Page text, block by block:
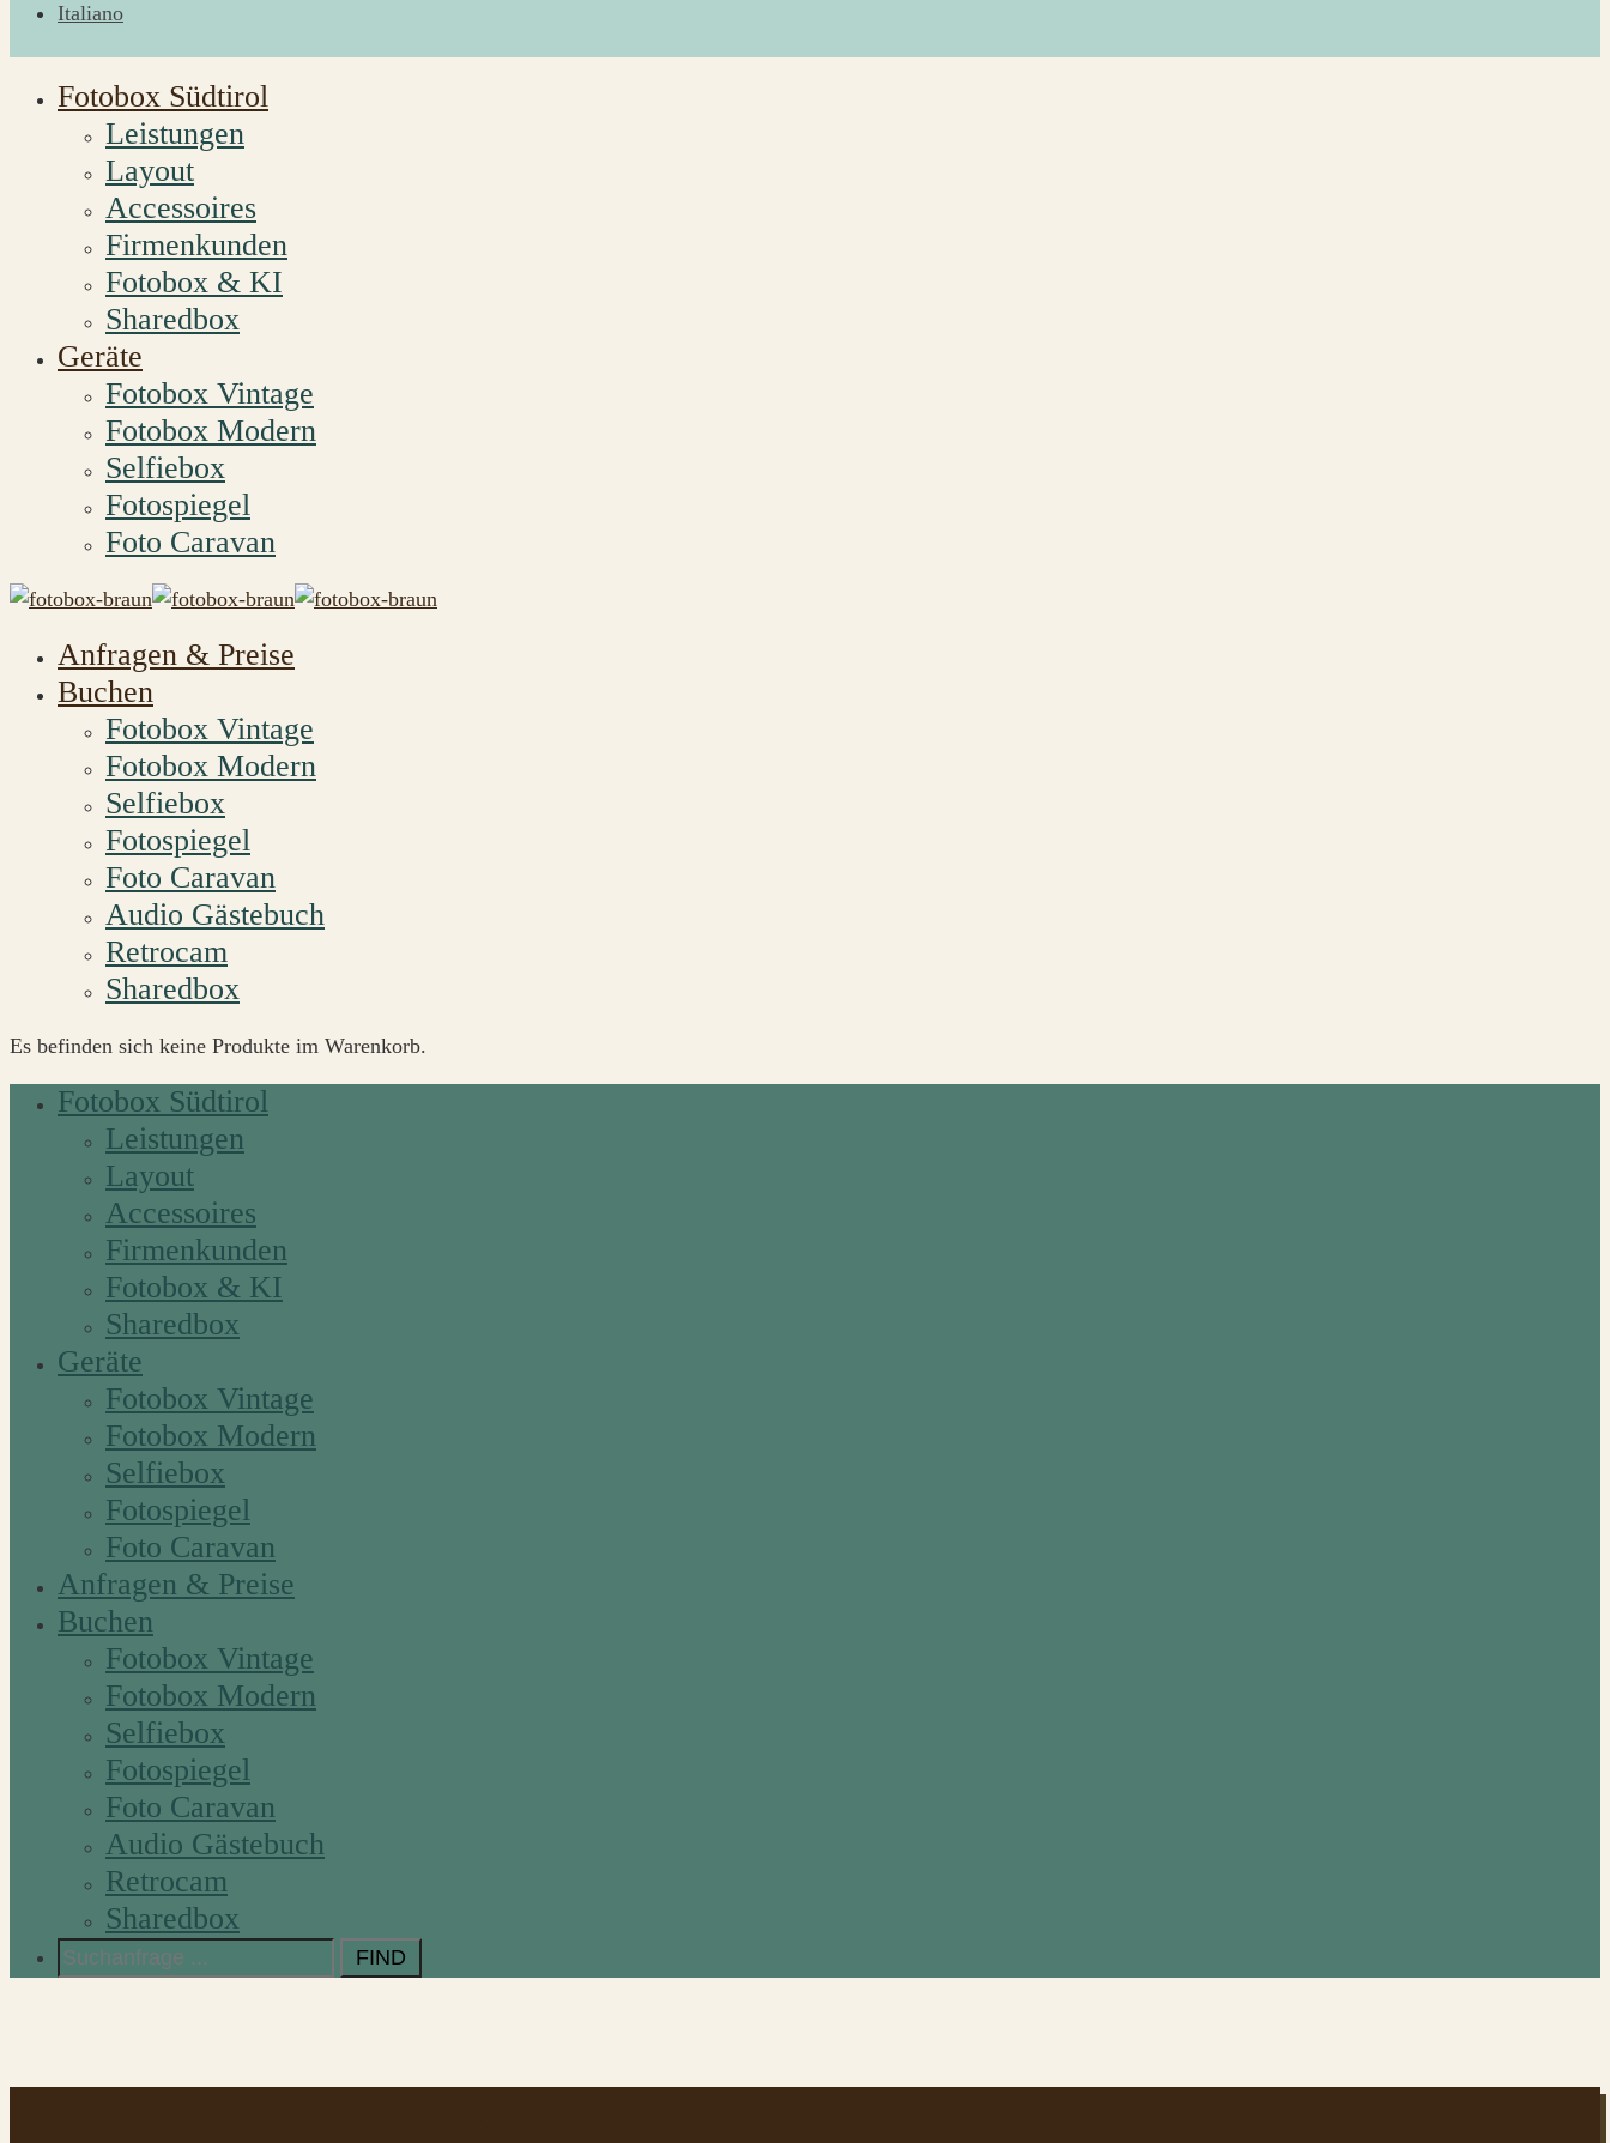
Italiano
Fotobox Südtirol
Leistungen
Layout
Accessoires
Firmenkunden
Fotobox & KI
Sharedbox
Geräte
Fotobox Vintage
Fotobox Modern
Selfiebox
Fotospiegel
Foto Caravan
Anfragen & Preise
Buchen
Fotobox Vintage
Fotobox Modern
Selfiebox
Fotospiegel
Foto Caravan
Audio Gästebuch
Retrocam
Sharedbox
Es befinden sich keine Produkte im Warenkorb.
Fotobox Südtirol
Leistungen
Layout
Accessoires
Firmenkunden
Fotobox & KI
Sharedbox
Geräte
Fotobox Vintage
Fotobox Modern
Selfiebox
Fotospiegel
Foto Caravan
Anfragen & Preise
Buchen
Fotobox Vintage
Fotobox Modern
Selfiebox
Fotospiegel
Foto Caravan
Audio Gästebuch
Retrocam
Sharedbox
Search
for: